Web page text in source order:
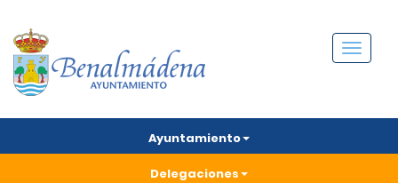
Menú
Ayuntamiento
Delegaciones